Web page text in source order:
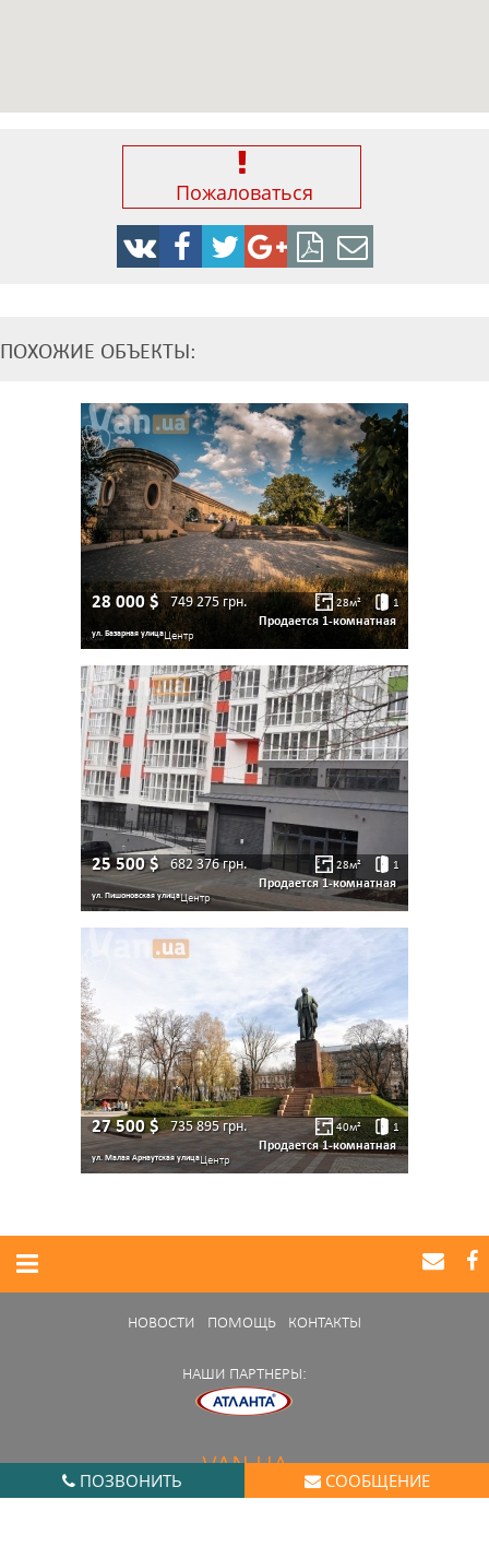
Пожаловаться
ПОЗВОНИТЬ СООБЩЕНИЕ
ПОХОЖИЕ ОБЪЕКТЫ:
28 000$ 749 275 грн. 28м² 1
Продается 1-комнатная
ул. Базарная улицаЦентр
25 500$ 682 376грн. 28м² 1
Продается 1-комнатная
ул. Пишоновская улицаЦентр
27 500$ 735 895грн. 40м² 1
Продается 1-комнатная
ул. Малая Арнаутская улицаЦентр
НОВОСТИ ПОМОЩЬ КОНТАКТЫ
НАШИ ПАРТНЕРЫ:
VAN.UA